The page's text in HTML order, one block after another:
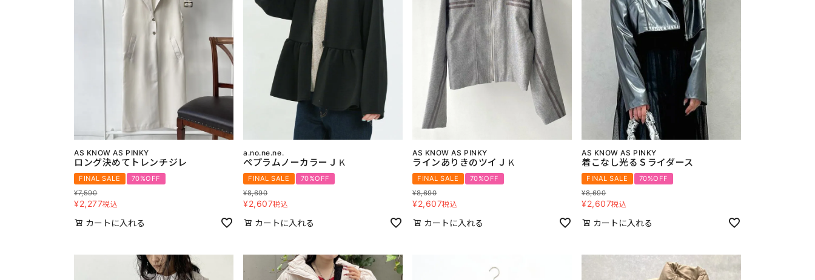
AS KNOW AS PINKY
ロング決めてトレンチジレ
FINAL SALE
70%OFF
¥7,590
¥2,277税込
カートに入れる
a.no.ne.ne.
ペプラムノーカラーＪＫ
FINAL SALE
70%OFF
¥8,690
¥2,607税込
カートに入れる
AS KNOW AS PINKY
ラインありきのツイＪＫ
FINAL SALE
70%OFF
¥8,690
¥2,607税込
カートに入れる
AS KNOW AS PINKY
着こなし光るＳライダース
FINAL SALE
70%OFF
¥8,690
¥2,607税込
カートに入れる